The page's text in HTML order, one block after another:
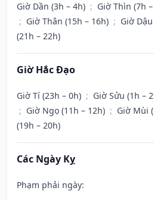
Giờ Dần (3h – 4h) ; Giờ Thìn (7h
; Giờ Thân (15h – 16h) ; Giờ
(21h – 22h)
Giờ Hắc Đạo
Giờ Tí (23h – 0h) ; Giờ Sửu (1h –
; Giờ Ngọ (11h – 12h) ; Giờ Mùi
(19h – 20h)
Các Ngày Kỵ
Phạm phải ngày: